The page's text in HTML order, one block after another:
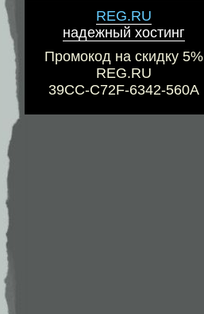
REG.RU
надежный хостинг
Промокод на скидку 5%
REG.RU
39CC-C72F-6342-560A